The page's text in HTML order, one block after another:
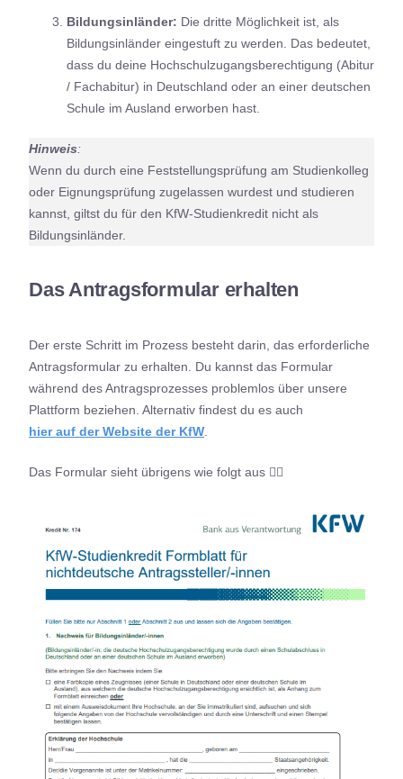
Bildungsinländer: Die dritte Möglichkeit ist, als
Bildungsinländer eingestuft zu werden. Das bedeutet,
dass du deine Hochschulzugangsberechtigung (Abitur
/ Fachabitur) in Deutschland oder an einer deutschen
Schule im Ausland erworben hast.
Hinweis:
Wenn du durch eine Feststellungsprüfung am Studienkolleg
oder Eignungsprüfung zugelassen wurdest und studieren
kannst, giltst du für den KfW-Studienkredit nicht als
Bildungsinländer.
Das Antragsformular erhalten
Der erste Schritt im Prozess besteht darin, das erforderliche
Antragsformular zu erhalten. Du kannst das Formular
während des Antragsprozesses problemlos über unsere
Plattform beziehen. Alternativ findest du es auch
hier auf der Website der KfW
Das Formular sieht übrigens wie folgt aus 👇🏼